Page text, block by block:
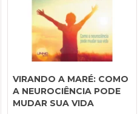
VIRANDO A MARÉ: COMO
A NEUROCIÊNCIA PODE
MUDAR SUA VIDA